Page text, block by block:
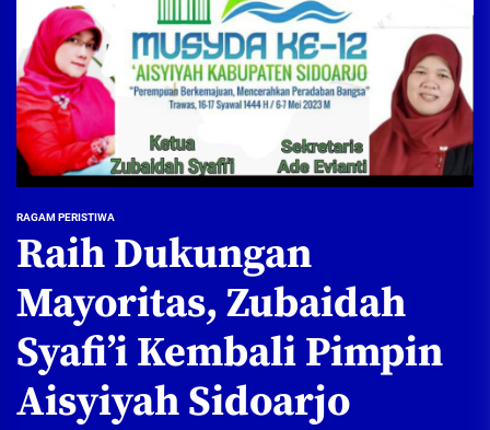
RAGAM PERISTIWA
Raih Dukungan
Mayoritas, Zubaidah
Syafi’i Kembali Pimpin
Aisyiyah Sidoarjo